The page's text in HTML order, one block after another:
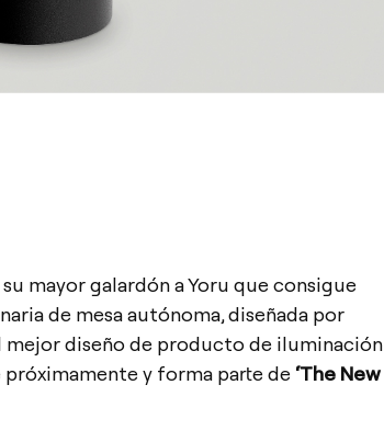
mayor galardón a Yoru que consigue
de mesa autónoma, diseñada por
mejor diseño de producto de iluminación
y forma parte de ‘The New